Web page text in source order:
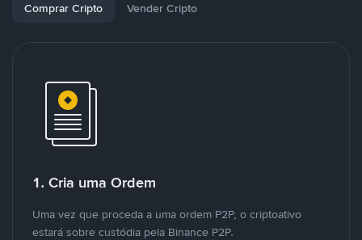
Comprar Cripto Vender Cripto
1. Cria uma Ordem
Uma vez que proceda a uma ordem P2P, o criptoativo
estará sobre custódia pela Binance P2P.